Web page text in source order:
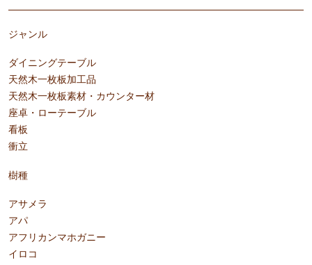
ジャンル
ダイニングテーブル
天然木一枚板加工品
天然木一枚板素材・カウンター材
座卓・ローテーブル
看板
衝立
樹種
アサメラ
アパ
アフリカンマホガニー
イロコ